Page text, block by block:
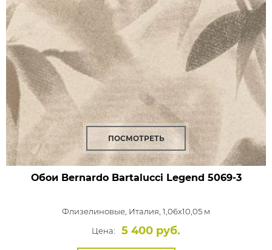
ПОСМОТРЕТЬ
Обои Bernardo Bartalucci Legend 5069-3
Флизелиновые, Италия, 1,06x10,05 м
Цена:
5 400 руб.